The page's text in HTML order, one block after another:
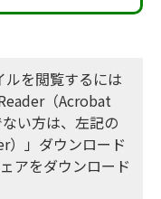
ルを閲覧するには
（Acrobat
い方は、左記の
）」ダウンロード
アをダウンロード